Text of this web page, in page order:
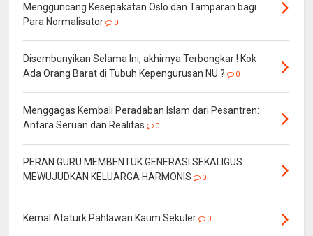
Mengguncang Kesepakatan Oslo dan Tamparan bagi
Para Normalisator
0
Disembunyikan Selama Ini, akhirnya Terbongkar ! Kok
Ada Orang Barat di Tubuh Kepengurusan NU ?
0
Menggagas Kembali Peradaban Islam dari Pesantren:
Antara Seruan dan Realitas
0
PERAN GURU MEMBENTUK GENERASI SEKALIGUS
MEWUJUDKAN KELUARGA HARMONIS
0
Kemal Atatürk Pahlawan Kaum Sekuler 0